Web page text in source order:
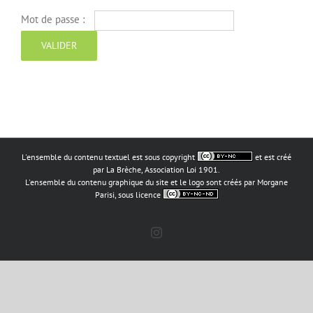
Mot de passe :
L'ensemble du contenu textuel est sous copyright
et est créé
par La Brèche, Association Loi 1901.
L'ensemble du contenu graphique du site et le logo sont créés par Morgane
Parisi, sous licence
Instagram